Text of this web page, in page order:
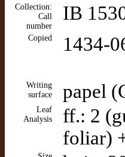
Collection:
Call
number
IB
Copied 1434-
Writing
surface
papel
Leaf
Analysis
ff.: 2
foliar)